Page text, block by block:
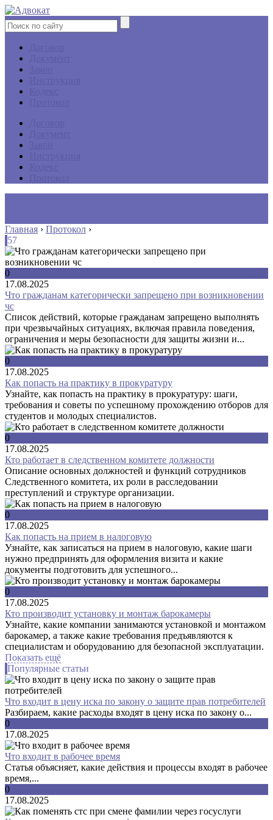
Главная › Протокол ›
57
0
17.08.2025
Что гражданам категорически запрещено при возникновении
чс
Список действий, которые гражданам запрещено выполнять
при чрезвычайных ситуациях, включая правила поведения,
ограничения и меры безопасности для защиты жизни и...
0
17.08.2025
Как попасть на практику в прокуратуру
Узнайте, как попасть на практику в прокуратуру: шаги,
требования и советы по успешному прохождению отборов для
студентов и молодых специалистов.
0
17.08.2025
Кто работает в следственном комитете должности
Описание основных должностей и функций сотрудников
Следственного комитета, их роли в расследовании
преступлений и структуре организации.
0
17.08.2025
Как попасть на прием в налоговую
Узнайте, как записаться на прием в налоговую, какие шаги
нужно предпринять для оформления визита и какие
документы подготовить для успешного...
0
17.08.2025
Кто производит установку и монтаж барокамеры
Узнайте, какие компании занимаются установкой и монтажом
барокамер, а также какие требования предъявляются к
специалистам и оборудованию для безопасной эксплуатации.
Показать ещё
Популярные статьи
Что входит в цену иска по закону о защите прав потребителей
Разбираем, какие расходы входят в цену иска по закону о...
0
17.08.2025
Что входит в рабочее время
Статья объясняет, какие действия и процессы входят в рабочее
время,...
0
17.08.2025